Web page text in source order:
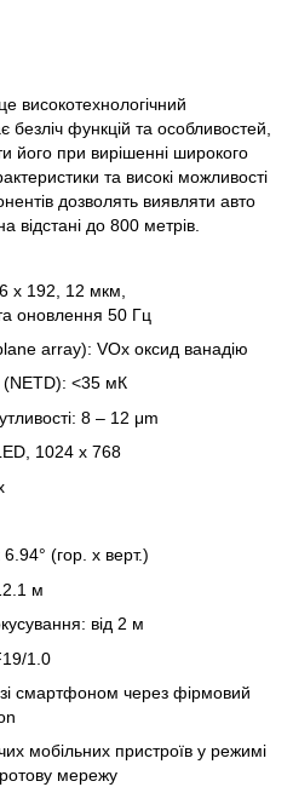
це високотехнологічний
функцій та особливостей,
його при вирішенні широкого
та високі можливості
дозволять виявляти авто
відстані до 800 метрів.
x 192, 12 мкм,
оновлення 50 Гц
array): VOx оксид ванадію
(NETD): <35 мК
8 – 12 μm
1024 x 768
(гор. x верт.)
м
від 2 м
1.0
смартфоном через фірмовий
мобільних пристроїв у режимі
мережу